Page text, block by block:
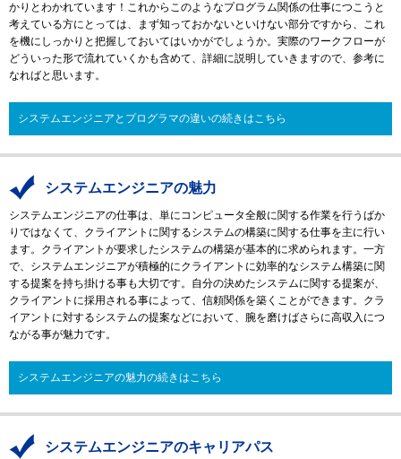
かりとわかれています！これからこのようなプログラム関係の仕事につこうと
考えている方にとっては、まず知っておかないといけない部分ですから、これ
を機にしっかりと把握しておいてはいかがでしょうか。実際のワークフローが
どういった形で流れていくかも含めて、詳細に説明していきますので、参考に
なればと思います。
システムエンジニアとプログラマの違いの続きはこちら
システムエンジニアの魅力
システムエンジニアの仕事は、単にコンピュータ全般に関する作業を行うばか
りではなくて、クライアントに関するシステムの構築に関する仕事を主に行い
ます。クライアントが要求したシステムの構築が基本的に求められます。一方
で、システムエンジニアが積極的にクライアントに効率的なシステム構築に関
する提案を持ち掛ける事も大切です。自分の決めたシステムに関する提案が、
クライアントに採用される事によって、信頼関係を築くことができます。クラ
イアントに対するシステムの提案などにおいて、腕を磨けばさらに高収入につ
ながる事が魅力です。
システムエンジニアの魅力の続きはこちら
システムエンジニアのキャリアパス